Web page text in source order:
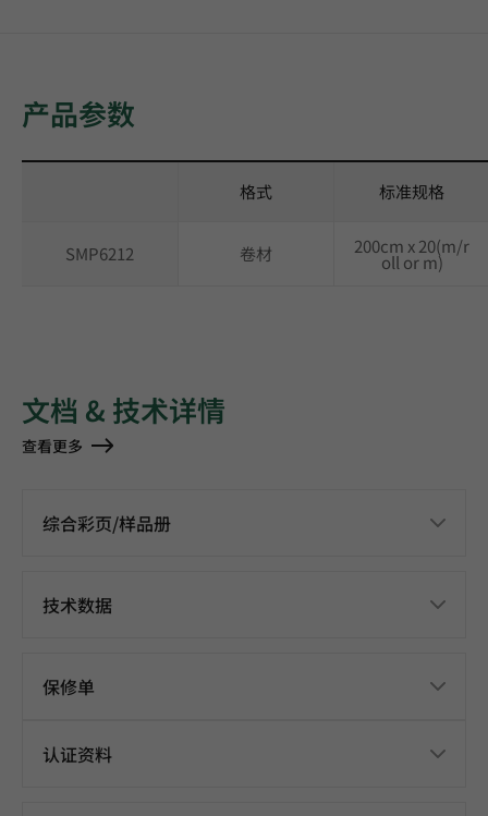
产品参数
格式 标准规格
SMP6212 卷材 200cm x 20(m/r
oll or m)
文档 & 技术详情
查看更多
综合彩页/样品册
技术数据
保修单
认证资料